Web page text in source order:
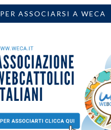
PER ASSOCIARSI A WECA